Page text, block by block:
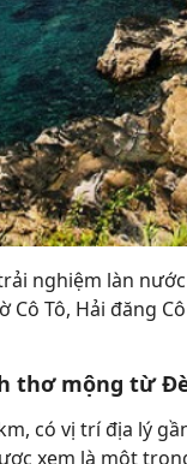
nghiệm làn
Cô Tô, Hải đăng
thơ mộng từ
có vị trí địa lý
xem là một